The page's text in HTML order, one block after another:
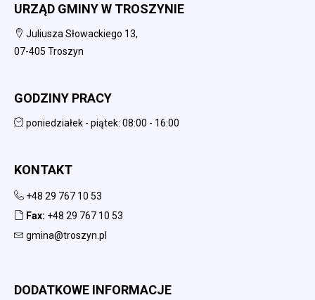
URZĄD GMINY W TROSZYNIE
Juliusza Słowackiego 13,
07-405 Troszyn
GODZINY PRACY
poniedziałek - piątek: 08:00 - 16:00
KONTAKT
+48 29 767 10 53
Fax: +48 29 767 10 53
gmina@troszyn.pl
DODATKOWE INFORMACJE